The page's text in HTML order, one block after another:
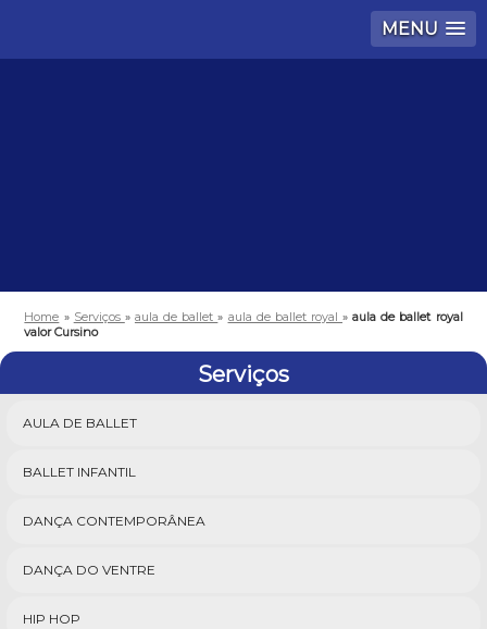
MENU
Home » Serviços » aula de ballet» aula de ballet royal»aula de ballet royal
valor Cursino
Serviços
AULA DE BALLET
BALLET INFANTIL
DANÇA CONTEMPORÂNEA
DANÇA DO VENTRE
HIP HOP